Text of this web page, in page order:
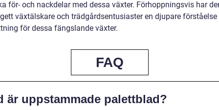
för- och nackdelar med dessa växter. Förhoppningsvis har
växtälskare och trädgårdsentusiaster en djupare förståelse
för dessa fängslande växter.
FAQ
är uppstammade palettblad?